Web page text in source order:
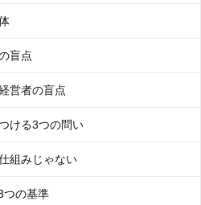
盲点
営者の盲点
ける3つの問い
組みじゃない
つの基準